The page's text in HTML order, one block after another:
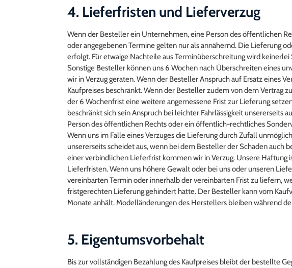
4. Lieferfristen und Lieferverzug
Wenn der Besteller ein Unternehmen, eine Person des öffentlichen
oder angegebenen Termine gelten nur als annähernd. Die Lieferung
erfolgt. Für etwaige Nachteile aus Terminüberschreitung wird keinerlei
Sonstige Besteller können uns 6 Wochen nach Überschreiten eines
wir in Verzug geraten. Wenn der Besteller Anspruch auf Ersatz eines
Kaufpreises beschränkt. Wenn der Besteller zudem von dem Vertrag
der 6 Wochenfrist eine weitere angemessene Frist zur Lieferung
beschränkt sich sein Anspruch bei leichter Fahrlässigkeit
Person des öffentlichen Rechts oder ein öffentlich-rechtliches
Wenn uns im Falle eines Verzuges die Lieferung durch Zufall
unsererseits scheidet aus, wenn bei dem Besteller der Schaden
einer verbindlichen Lieferfrist kommen wir in Verzug. Unsere
Lieferfristen. Wenn uns höhere Gewalt oder bei uns oder unseren
vereinbarten Termin oder innerhalb der vereinbarten Frist zu liefern,
fristgerechten Lieferung gehindert hatte. Der Besteller kann vom
Monate anhält. Modelländerungen des Herstellers bleiben während
5. Eigentumsvorbehalt
Bis zur vollständigen Bezahlung des Kaufpreises bleibt der bestellte